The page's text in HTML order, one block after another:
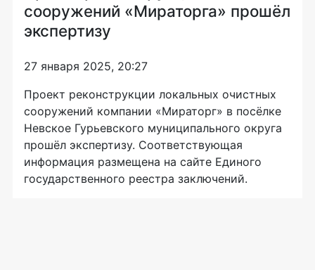
сооружений «Мираторга» прошёл
экспертизу
27 января 2025, 20:27
Проект реконструкции локальных очистных
сооружений компании «Мираторг» в посёлке
Невское Гурьевского муниципального округа
прошёл экспертизу. Соответствующая
информация размещена на сайте Единого
государственного реестра заключений.